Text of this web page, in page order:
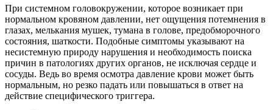
При системном головокружении, которое возникает при
нормальном кровяном давлении, нет ощущения потемнения в
глазах, мелькания мушек, тумана в голове, предобморочного
состояния, шаткости. Подобные симптомы указывают на
несистемную природу нарушения и необходимость поиска
причин в патологиях других органов, не исключая сердце и
сосуды. Ведь во время осмотра давление крови может быть
нормальным, но резко падать или повышаться в ответ на
действие специфического триггера.